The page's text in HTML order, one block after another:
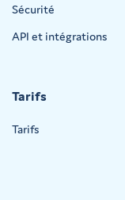
Sécurité
API et intégrations
Tarifs
Tarifs